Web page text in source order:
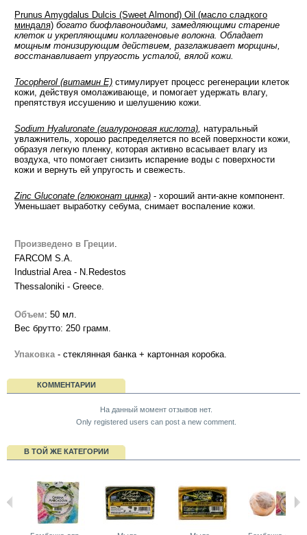
Prunus Amygdalus Dulcis (Sweet Almond) Oil (масло сладкого
миндаля) богато биофлавоноидами, замедляющими старение
клеток и укрепляющими коллагеновые волокна. Обладает
мощным тонизирующим действием, разглаживает морщины,
восстанавливает упругость усталой, вялой кожи.
Tocopherol (витамин Е) стимулирует процесс регенерации клеток
кожи, действуя омолаживающе, и помогает удержать влагу,
препятствуя иссушению и шелушению кожи.
Sodium Hyaluronate (гиалуроновая кислота) натуральный
увлажнитель, хорошо распределяется по всей поверхности кожи,
образуя легкую пленку, которая активно всасывает влагу из
воздуха, что помогает снизить испарение воды с поверхности
кожи и вернуть ей упругость и свежесть.
Zinc Gluconate (глюконат цинка) - хороший анти-акне компонент.
Уменьшает выработку себума, снимает воспаление кожи.
Произведено в Греции.
FARCOM S.A.
Industrial Area - N.Redestos
Thessaloniki - Greece.
Объем: 50 мл.
Вес брутто: 250 грамм.
Упаковка- стеклянная банка + картонная коробка.
КОММЕНТАРИИ
На данный момент отзывов нет.
Only registered users can post a new comment.
В ТОЙ ЖЕ КАТЕГОРИИ